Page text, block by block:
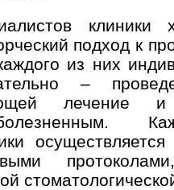
клиники
подход к
из них
–
лечение и